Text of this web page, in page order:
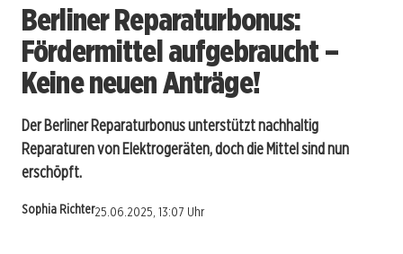
Berliner Reparaturbonus:
Fördermittel aufgebraucht –
Keine neuen Anträge!
Der Berliner Reparaturbonus unterstützt nachhaltig
Reparaturen von Elektrogeräten, doch die Mittel sind nun
erschöpft.
Sophia Richter25.06.2025, 13:07 Uhr